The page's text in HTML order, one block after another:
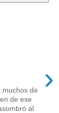
›
muchos de
de ese
al